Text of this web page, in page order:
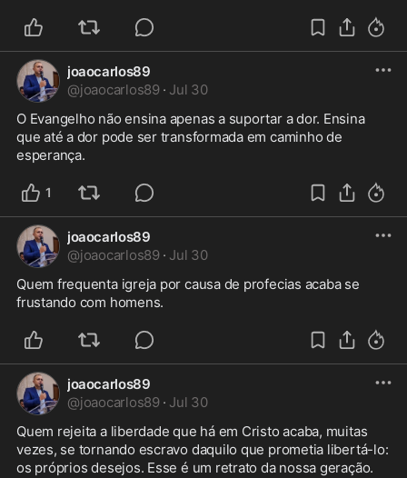
joaocarlos89
@joaocarlos89 · Jul 30
O Evangelho não ensina apenas a suportar a dor. Ensina
que até a dor pode ser transformada em caminho de
esperança.
1
joaocarlos89
@joaocarlos89 · Jul 30
Quem frequenta igreja por causa de profecias acaba se
frustando com homens.
joaocarlos89
@joaocarlos89 · Jul 30
Quem rejeita a liberdade que há em Cristo acaba, muitas
vezes, se tornando escravo daquilo que prometia libertá-lo:
os próprios desejos. Esse é um retrato da nossa geração.